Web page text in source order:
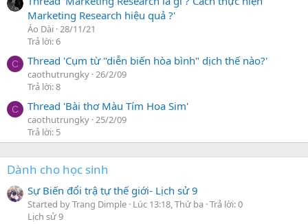
Marketing Research hiệu quả ?'
Áo Dài 28/11/21
Trả lời: 6
C Thread 'Cụm từ "diễn biến hòa bình" dịch thế nào?'
caothutrungky 26/2/09
Trả lời: 8
C Thread 'Bài thơ Màu Tím Hoa Sim'
caothutrungky 25/2/09
Trả lời: 5
Dành cho học sinh
Sự Biến đổi trậ tự thế giới- Lịch sử 9
Started by Trang Dimple Lúc 13:18, Thứ ba Trả lời: 0
Lịch sử 9